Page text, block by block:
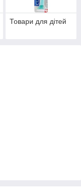
Товари для дітей